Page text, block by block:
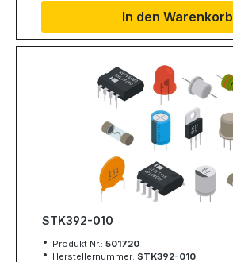
In den Warenkorb
STK392-010
Produkt Nr.: 501720
Herstellernummer: STK392-010